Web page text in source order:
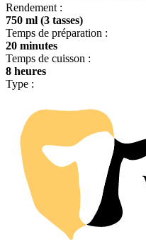
Rendement :
750 ml (3 tasses)
Temps de préparation :
20 minutes
Temps de cuisson :
8 heures
Type :